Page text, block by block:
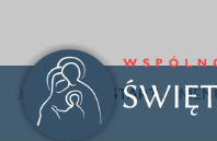
Jesteś tutaj: START